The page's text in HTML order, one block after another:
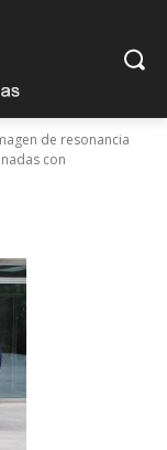
de resonancia
con